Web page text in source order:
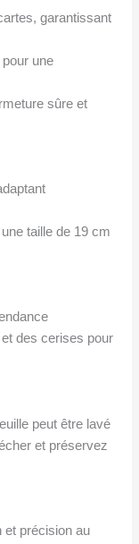
garantissant
une
sûre et
taille de 19 cm
des cerises pour
peut être lavé
et préservez
et précision au